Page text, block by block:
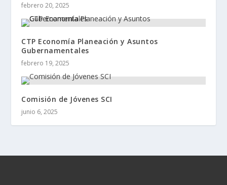
febrero 20, 2025
CTP Economía Planeación y Asuntos
Gubernamentales
febrero 19, 2025
Comisión de Jóvenes SCI
junio 6, 2025